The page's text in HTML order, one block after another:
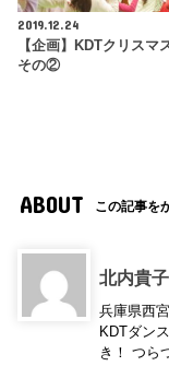
2019.12.24
【企画】KDTクリスマ
その②
ABOUT この記事を
北内貴子
兵庫県西
KDTダン
き！ つら